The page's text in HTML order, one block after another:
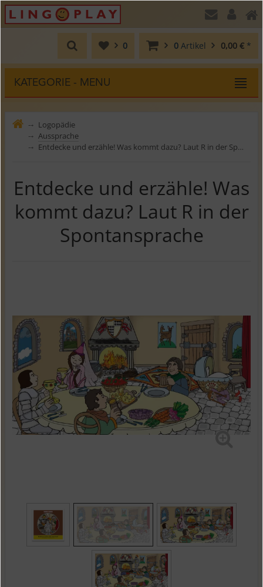
0 Artikel 0,00 € *
0
KATEGORIE - MENU
⤍ Logopädie
⤍ Aussprache
⤍ Entdecke und erzähle! Was kommt dazu? Laut R in der Spontansprache
Entdecke und erzähle! Was
kommt dazu? Laut R in der
Spontansprache